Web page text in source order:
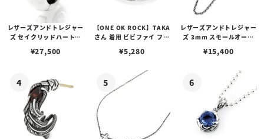
レザーズアンドトレジャー
ズ セイクリッドハートピ
¥27,500
【ONE OK ROCK】TAKA
さん 着用 ビビファイ フー
¥5,280
レザーズアンドトレジャー
ズ 3mm スモールオーバ
ブスタークラスプ＆LTロ
¥15,400